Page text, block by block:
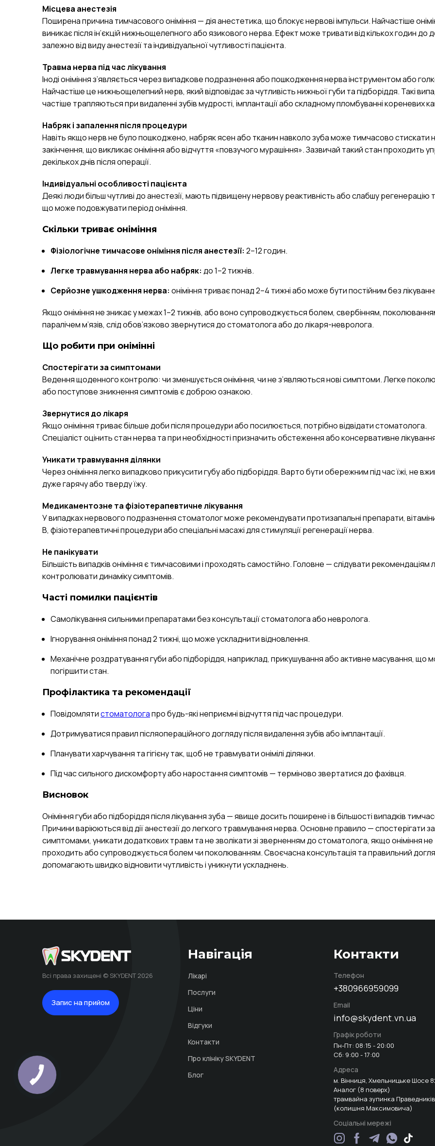
Місцева анестезія
Поширена причина тимчасового оніміння — дія анестетика, що блокує нервові імпульси. Найчастіше
виникає після ін’єкцій нижньощелепного або язикового нерва. Ефект може тривати від кількох годин до
залежно від виду анестезії та індивідуальної чутливості пацієнта.
Травма нерва під час лікування
Іноді оніміння з’являється через випадкове подразнення або пошкодження нерва інструментом або
Найчастіше це нижньощелепний нерв, який відповідає за чутливість нижньої губи та підборіддя. Такі
частіше трапляються при видаленні зубів мудрості, імплантації або складному пломбуванні кореневих
Набряк і запалення після процедури
Навіть якщо нерв не було пошкоджено, набряк ясен або тканин навколо зуба може тимчасово стискати
закінчення, що викликає оніміння або відчуття «повзучого мурашіння». Зазвичай такий стан проходить
декількох днів після операції.
Індивідуальні особливості пацієнта
Деякі люди більш чутливі до анестезії, мають підвищену нервову реактивність або слабшу регенерацію
що може подовжувати період оніміння.
Скільки триває оніміння
Фізіологічне тимчасове оніміння після анестезії: 2–12 годин.
Легке травмування нерва або набряк: до 1–2 тижнів.
Серйозне ушкодження нерва: оніміння триває понад 2–4 тижні або може бути постійним без
Якщо оніміння не зникає у межах 1–2 тижнів, або воно супроводжується болем, свербінням,
паралічем м’язів, слід обов’язково звернутися до стоматолога або до лікаря-невролога.
Що робити при онімінні
Спостерігати за симптомами
Ведення щоденного контролю: чи зменшується оніміння, чи не з’являються нові симптоми. Легке
або поступове зникнення симптомів є доброю ознакою.
Звернутися до лікаря
Якщо оніміння триває більше доби після процедури або посилюється, потрібно відвідати стоматолога.
Спеціаліст оцінить стан нерва та при необхідності призначить обстеження або консервативне
Уникати травмування ділянки
Через оніміння легко випадково прикусити губу або підборіддя. Варто бути обережним під час їжі, не
дуже гарячу або тверду їжу.
Медикаментозне та фізіотерапевтичне лікування
У випадках нервового подразнення стоматолог може рекомендувати протизапальні препарати,
B, фізіотерапевтичні процедури або спеціальні масажі для стимуляції регенерації нерва.
Не панікувати
Більшість випадків оніміння є тимчасовими і проходять самостійно. Головне — слідувати рекомендаціям
контролювати динаміку симптомів.
Часті помилки пацієнтів
Самолікування сильними препаратами без консультації стоматолога або невролога.
Ігнорування оніміння понад 2 тижні, що може ускладнити відновлення.
Механічне роздратування губи або підборіддя, наприклад, прикушування або активне масування, що
погіршити стан.
Профілактика та рекомендації
Повідомлятистоматологапро будь-які неприємні відчуття під час процедури.
Дотримуватися правил післяопераційного догляду після видалення зубів або імплантації.
Планувати харчування та гігієну так, щоб не травмувати онімілі ділянки.
Під час сильного дискомфорту або наростання симптомів — терміново звертатися до фахівця.
Висновок
Оніміння губи або підборіддя після лікування зуба — явище досить поширене і в більшості випадків
Причини варіюються від дії анестезії до легкого травмування нерва. Основне правило — спостерігати за
симптомами, уникати додаткових травм та не зволікати зі зверненням до стоматолога, якщо оніміння не
проходить або супроводжується болем чи поколюванням. Своєчасна консультація та правильний
допомагають швидко відновити чутливість і уникнути ускладнень.
Всі права захищені © SKYDENT 2026
Запис на прийом
Навігація
Лікарі
Послуги
Ціни
Відгуки
Контакти
Про клініку SKYDENT
Блог
Контакти
Телефон
+380966959099
Email
info@skydent.vn.ua
Графік роботи
Пн-Пт: 08:15 - 20:00
Сб: 9:00 - 17:00
Адреса
м. Вінниця, Хмельницьке Шосе
Аналог (8 поверх)
трамвайна зупинка
(колишня Максимовича)
Соціальні мережі